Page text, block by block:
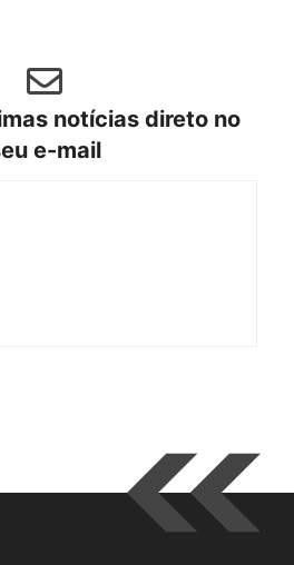
notícias direto no
e-mail